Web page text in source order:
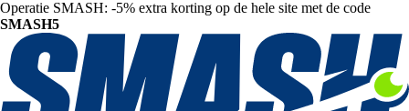
Operatie SMASH: -5% extra korting op de hele site met de code
SMASH5